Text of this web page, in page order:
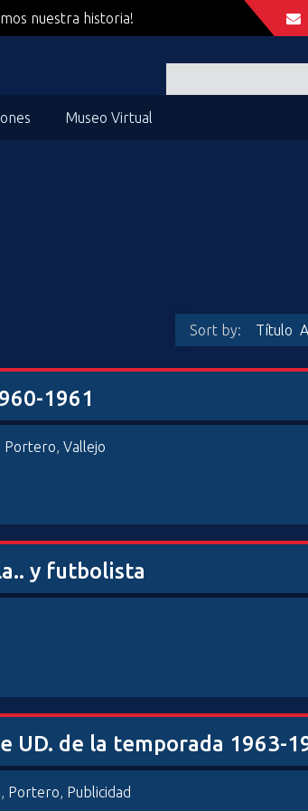
nuestra historia!
Museo Virtual
Sort by: Título
1961
Portero,Vallejo
y futbolista
UD. de la temporada 1963-
, Portero, Publicidad